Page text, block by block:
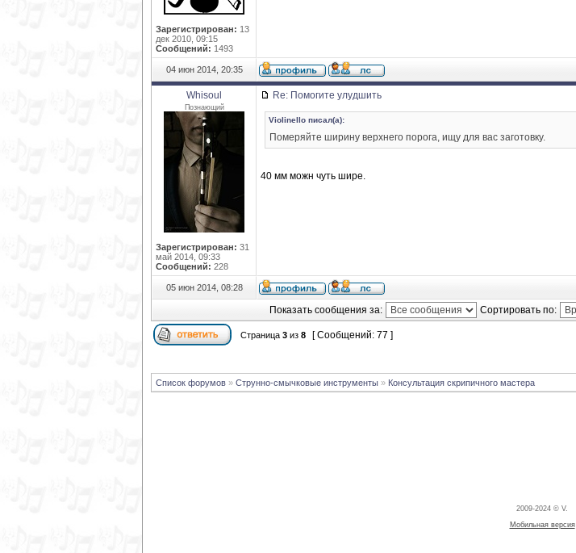
Зарегистрирован: 13
дек 2010, 09:15
Сообщений: 1493
04 июн 2014, 20:35
Whisoul
Познающий
Зарегистрирован: 31
май 2014, 09:33
Сообщений: 228
Re: Помогите улудшить
Violinello писал(а):
Померяйте ширину верхнего порога, ищу для вас заготовку.
40 мм можн чуть шире.
05 июн 2014, 08:28
Показать сообщения за: Сортировать по:
Страница 3 из 8 [ Сообщений: 77 ]
Список форумов » Струнно-смычковые инструменты » Консультация скрипичного мастера
2009-2024 © V.
Мобильная версия